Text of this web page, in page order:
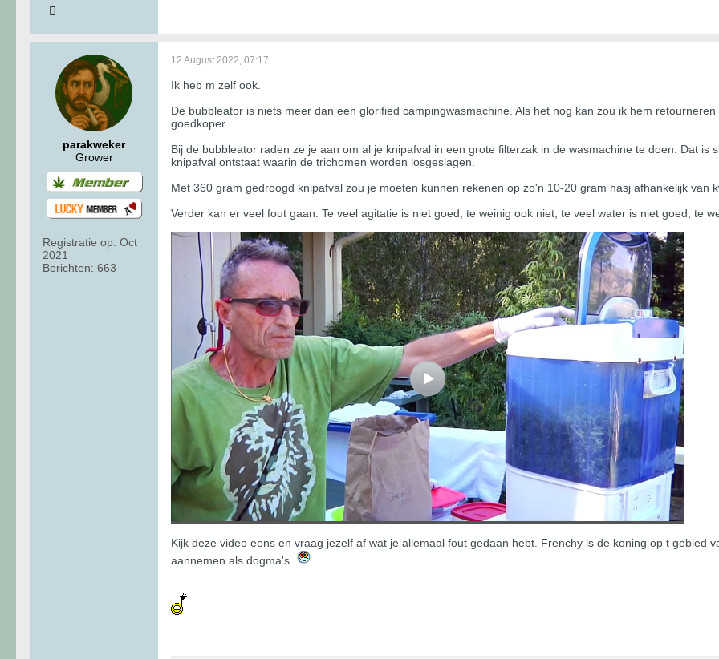
parakweker
Grower
Registratie op: Oct
2021
Berichten: 663
12 August 2022, 07:17
Ik heb m zelf ook.
De bubbleator is niets meer dan een glorified campingwasmachine. Als het nog kan zou ik hem
goedkoper.
Bij de bubbleator raden ze je aan om al je knipafval in een grote filterzak in de wasmachine te doen. Dat
knipafval ontstaat waarin de trichomen worden losgeslagen.
Met 360 gram gedroogd knipafval zou je moeten kunnen rekenen op zo'n 10-20 gram hasj afhankelijk van
Verder kan er veel fout gaan. Te veel agitatie is niet goed, te weinig ook niet, te veel water is niet goed, te
Kijk deze video eens en vraag jezelf af wat je allemaal fout gedaan hebt. Frenchy is de koning op t gebied
aannemen als dogma's.